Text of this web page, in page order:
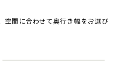
空間に合わせて奥行き幅をお選び